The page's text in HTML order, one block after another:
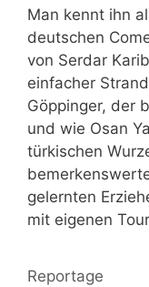
Man kennt ihn
deutschen
von Serdar
einfacher
Göppinger, der
und wie Osan
türkischen
gelernten
mit eigenen
Kategorien
Reportage